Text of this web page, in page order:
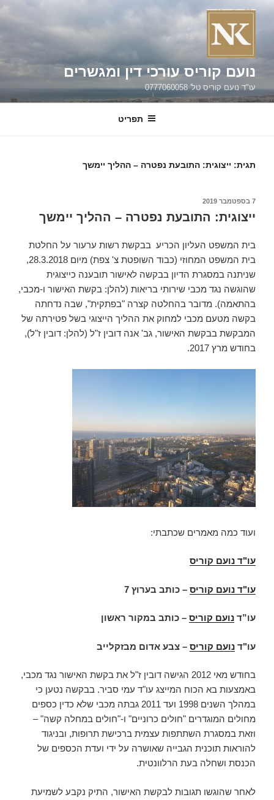
דילוג
נועם קוריס עורכי דין ומגשרים
עו"ד נועם קוריס טל' 0777060058
תפריט
תגית: ייצוגית: התובעת נפטרה – ההליך יימשך
פורסם
7 בספטמבר 2019
ייצוגית: התובעת נפטרה – ההליך יימשך
בית המשפט העליון הכריע בבקשת רשות ערעור על החלטת
בית המשפט המחוזי (כבוד השופטת צ' צפת) מיום 28.3.2018,
שניתנה במסגרת הדיון בבקשה לאישור תובענה כייצוגית
שהוגשה נגד מכבי שירותי בריאות (להלן: בקשת האישור ו-מכבי,
בהתאמה). מדובר בהחלטה קצרה "בפתקית", שבה נדחתה
בקשה מטעם מכבי למחוק את ההליך הייצוגי בשל פטירתה של
המבקשת בבקשת האישור, גב' אנה דובין ז"ל (להלן: דובין ז"ל),
בחודש מרץ 2017.
ועוד כמה מאמרים שכתבתי:
עו"ד נועם קוריס
עו"ד נועם קוריס – כותב בערוץ 7
עו”ד נועם קוריס – כותב במקור ראשון
עו"ד נועם קוריס – צבע אדום מבזקלייב
בחודש מאי 2012 הגישה דובין ז"ל את בקשת האישור נגד מכבי,
באמצעות בא הכוח המייצג עו"ד עמי סביר. בבקשה נטען כי
במהלך השנים 1998 ועד 2011 גבתה מכבי שלא כדין כספים
מחולים המוגדרים "חולים כרוניים" ו-"חולים במחלה קשה" –
וזאת במסגרת השתתפות עצמית ברכישת תרופות, ובניגוד
להוראות תוכנית הגבייה שאושרה על ידי ועדת הכספים של
הכנסת ושחלה בעת הרלוונטית.
לאחר שהוגשו תגובות לבקשת האישור, התיק נקבע לשמיעת